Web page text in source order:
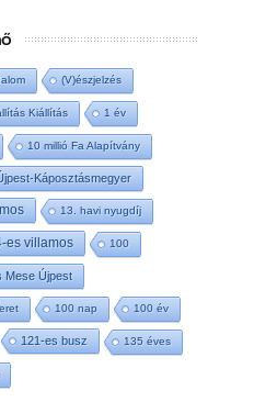
(V)észjelzés
Kiállítás 1 év
10 millió Fa Alapítvány
Káposztásmegyer
13. havi nyugdíj
es villamos 100
Mese Újpest
100 nap 100 év
121-es busz 135 éves